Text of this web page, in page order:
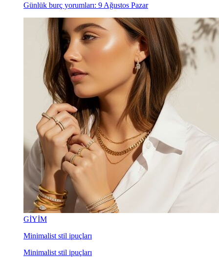
Günlük burç yorumları: 9 Ağustos Pazar
GİYİM
Minimalist stil ipuçları
Minimalist stil ipuçları